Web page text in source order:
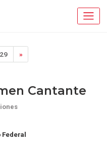
»
Cantante
Federal